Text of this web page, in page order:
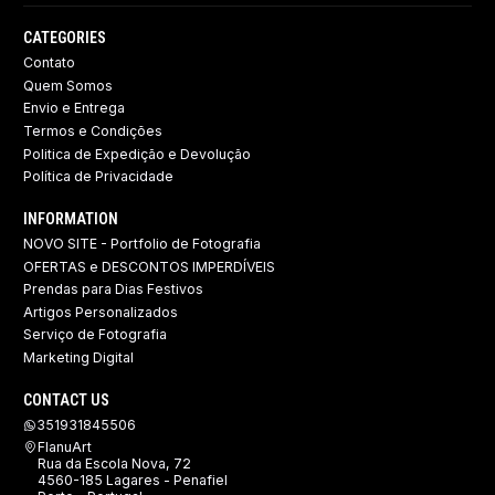
CATEGORIES
Contato
Quem Somos
Envio e Entrega
Termos e Condições
Politica de Expedição e Devolução ​
Política de Privacidade
INFORMATION
NOVO SITE - Portfolio de Fotografia
OFERTAS e DESCONTOS IMPERDÍVEIS
Prendas para Dias Festivos
Artigos Personalizados
Serviço de Fotografia
Marketing Digital
CONTACT US
351931845506
FlanuArt
Rua da Escola Nova, 72
4560-185 Lagares - Penafiel